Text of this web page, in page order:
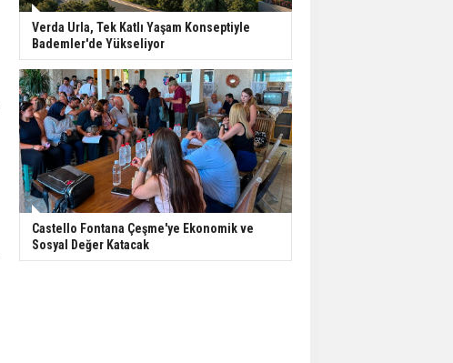
Verda Urla, Tek Katlı Yaşam Konseptiyle
Bademler'de Yükseliyor
Castello Fontana Çeşme'ye Ekonomik ve
Sosyal Değer Katacak